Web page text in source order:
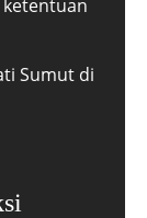
Sumut di